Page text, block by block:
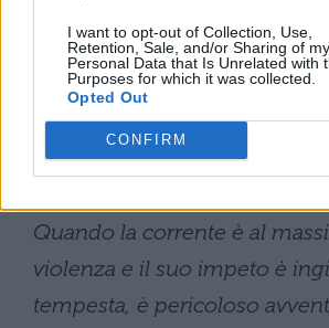
I want to opt-out of Collection, Use,
Retention, Sale, and/or Sharing of my
Personal Data that Is Unrelated with
Purposes for which it was collected.
Opted Out
CONFIRM
tornano a galla solo quando
calma. Questi intervalli di
solo tra la bassa e l’alta
bonaccia e non durano più di
Quando la corrente è al
violenza e il suo impeto è
tempesta, è pericoloso